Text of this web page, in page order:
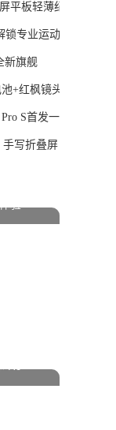
平板轻薄纪
锁专业运动
新旗舰
+红枫镜头
S首发一
手写折叠屏